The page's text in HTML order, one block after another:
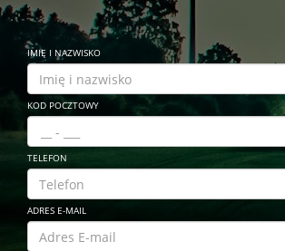
IMIĘ I NAZWISKO
KOD POCZTOWY
TELEFON
ADRES E-MAIL